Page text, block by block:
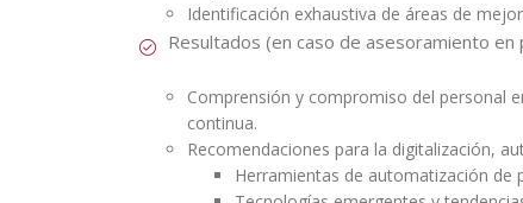
Identificación exhaustiva de áreas de
Resultados (en caso de asesoramiento en
Comprensión y compromiso del personal
continua.
Recomendaciones para la digitalización,
Herramientas de automatización de